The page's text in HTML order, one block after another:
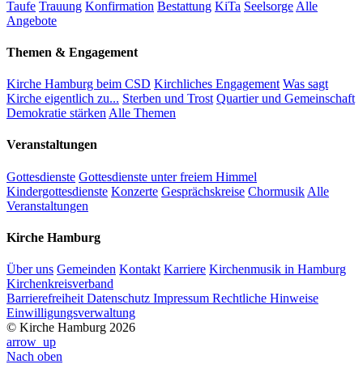
Taufe Trauung Konfirmation Bestattung KiTa Seelsorge Alle
Angebote
Themen & Engagement
Kirche Hamburg beim CSD Kirchliches Engagement Was sagt
Kirche eigentlich zu... Sterben und Trost Quartier und Gemeinschaft
Demokratie stärken Alle Themen
Veranstaltungen
Gottesdienste Gottesdienste unter freiem Himmel
Kindergottesdienste Konzerte Gesprächskreise Chormusik Alle
Veranstaltungen
Kirche Hamburg
Über uns Gemeinden Kontakt Karriere Kirchenmusik in Hamburg
Kirchenkreisverband
Barrierefreiheit Datenschutz Impressum Rechtliche Hinweise
Einwilligungsverwaltung
© Kirche Hamburg 2026
arrow_up
Nach oben